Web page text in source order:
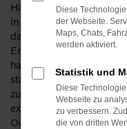
Haben Sie Lust, schon
in Plauen unterwegs zu
daran „arbeiten“. Keine
Erfahrung von mehr als
haben schon so
staunen, wie günstig ein
zu haben ist und wie
existieren. Die Rede ist
Oder einem
Diese
der Webseite.
Maps, Chats,
werden aktiviert.
Statistik und
Diese
Webseite zu
zu verbessern.
die von dritten